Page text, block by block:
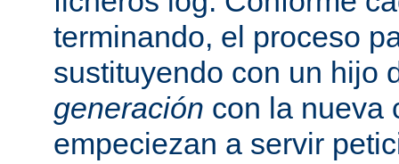
terminando, el proceso
sustituyendo con un hijo
generación con la nueva
empeciezan a servir